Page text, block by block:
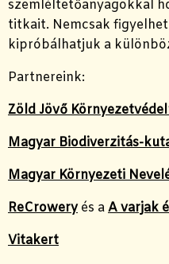
szemléltetőanyagokkal
titkait. Nemcsak
kipróbálhatjuk a
Partnereink:
Zöld Jövő
Magyar Biodiverzitás-
Magyar Környezeti
ReCroweryés aA varjak
Vitakert